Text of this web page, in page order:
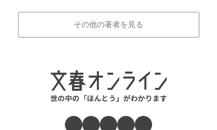
その他の著者を見る